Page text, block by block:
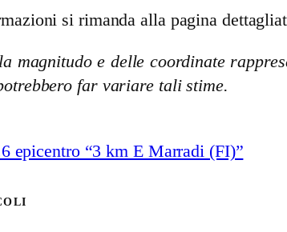
si rimanda alla pagina
magnitudo e delle coordinate
far variare tali stime.
epicentro “3 km E Marradi (FI)”